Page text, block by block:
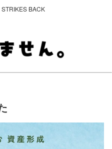
BACK